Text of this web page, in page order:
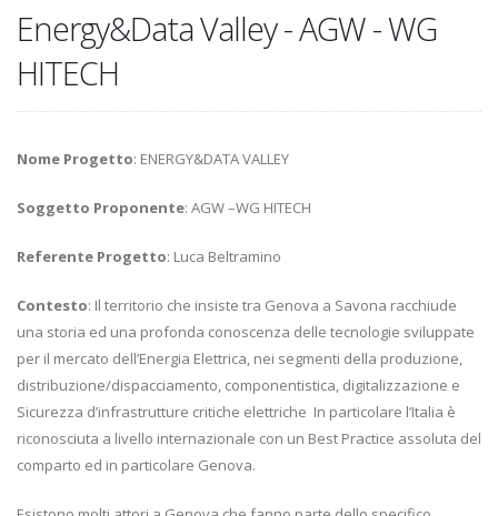
Energy&Data Valley - AGW - WG
HITECH
Nome Progetto: ENERGY&DATA VALLEY
Soggetto Proponente: AGW –WG HITECH
Referente Progetto: Luca Beltramino
Contesto: Il territorio che insiste tra Genova a Savona racchiude
una storia ed una profonda conoscenza delle tecnologie sviluppate
per il mercato dell’Energia Elettrica, nei segmenti della produzione,
distribuzione/dispacciamento, componentistica, digitalizzazione e
Sicurezza d’infrastrutture critiche elettriche In particolare l’Italia è
riconosciuta a livello internazionale con un Best Practice assoluta del
comparto ed in particolare Genova.